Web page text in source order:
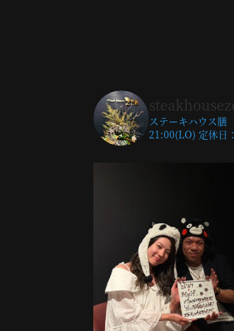
ステーキハウス
21:00(LO) 定休日